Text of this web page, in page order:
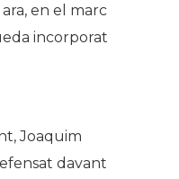
en el marc
incorporat
Joaquim
davant